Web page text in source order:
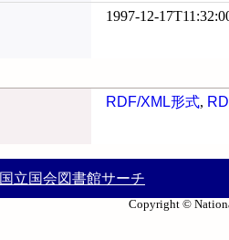
1997-12-
RDF/XML形式,
国立国会図書館サーチ
Copyright ©